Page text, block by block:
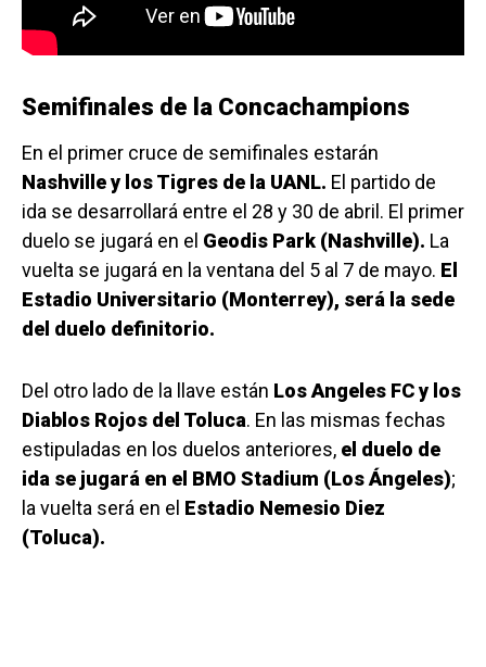
Semifinales de la Concachampions
En el primer cruce de semifinales estarán
Nashville y los Tigres de la UANL. El partido de
ida se desarrollará entre el 28 y 30 de abril. El primer
duelo se jugará en el Geodis Park (Nashville). La
vuelta se jugará en la ventana del 5 al 7 de mayo. El
Estadio Universitario (Monterrey), será la sede
del duelo definitorio.
Del otro lado de la llave están Los Angeles FC y los
Diablos Rojos del Toluca. En las mismas fechas
estipuladas en los duelos anteriores, el duelo de
ida se jugará en el BMO Stadium (Los Ángeles);
la vuelta será en el Estadio Nemesio Diez
(Toluca).